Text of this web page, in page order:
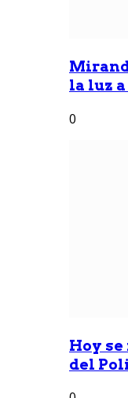
la luz
0
Hoy
del